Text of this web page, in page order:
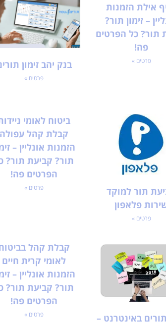
אילת הזמנות
– זימון תור?
תור? כל הפרטים
פה!
פרטים » בנק יהב זימון
פרטים »
תור למוקד
פלאפון
פרטים »
ביטוח לאומי
קבלת קהל עפולה
הזמנות אונליין –
תור? קביעת תור?
הפרטים פה!
פרטים »
תורים באינטרנט –
קבלת קהל
לאומי קרית חיים
הזמנות אונליין –
תור? קביעת תור?
הפרטים פה!
פרטים »